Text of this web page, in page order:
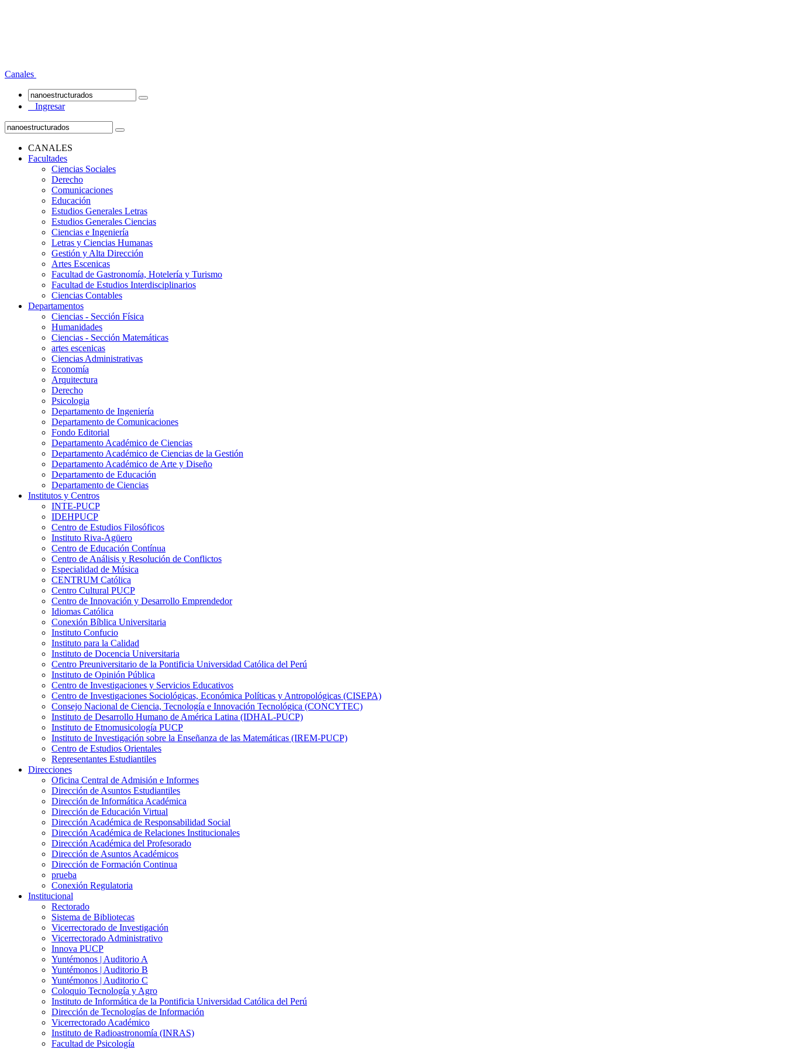
Canales
Ingresar
CANALES
Facultades
Ciencias Sociales
Derecho
Comunicaciones
Educación
Estudios Generales Letras
Estudios Generales Ciencias
Ciencias e Ingeniería
Letras y Ciencias Humanas
Gestión y Alta Dirección
Artes Escenicas
Facultad de Gastronomía, Hotelería y Turismo
Facultad de Estudios Interdisciplinarios
Ciencias Contables
Departamentos
Ciencias - Sección Física
Humanidades
Ciencias - Sección Matemáticas
artes escenicas
Ciencias Administrativas
Economía
Arquitectura
Derecho
Psicologia
Departamento de Ingeniería
Departamento de Comunicaciones
Fondo Editorial
Departamento Académico de Ciencias
Departamento Académico de Ciencias de la Gestión
Departamento Académico de Arte y Diseño
Departamento de Educación
Departamento de Ciencias
Institutos y Centros
INTE-PUCP
IDEHPUCP
Centro de Estudios Filosóficos
Instituto Riva-Agüero
Centro de Educación Contínua
Centro de Análisis y Resolución de Conflictos
Especialidad de Música
CENTRUM Católica
Centro Cultural PUCP
Centro de Innovación y Desarrollo Emprendedor
Idiomas Católica
Conexión Bíblica Universitaria
Instituto Confucio
Instituto para la Calidad
Instituto de Docencia Universitaria
Centro Preuniversitario de la Pontificia Universidad Católica del Perú
Instituto de Opinión Pública
Centro de Investigaciones y Servicios Educativos
Centro de Investigaciones Sociológicas, Económica Políticas y Antropológicas (CISEPA)
Consejo Nacional de Ciencia, Tecnología e Innovación Tecnológica (CONCYTEC)
Instituto de Desarrollo Humano de América Latina (IDHAL-PUCP)
Instituto de Etnomusicología PUCP
Instituto de Investigación sobre la Enseñanza de las Matemáticas (IREM-PUCP)
Centro de Estudios Orientales
Representantes Estudiantiles
Direcciones
Oficina Central de Admisión e Informes
Dirección de Asuntos Estudiantiles
Dirección de Informática Académica
Dirección de Educación Virtual
Dirección Académica de Responsabilidad Social
Dirección Académica de Relaciones Institucionales
Dirección Académica del Profesorado
Dirección de Asuntos Académicos
Dirección de Formación Continua
prueba
Conexión Regulatoria
Institucional
Rectorado
Sistema de Bibliotecas
Vicerrectorado de Investigación
Vicerrectorado Administrativo
Innova PUCP
Yuntémonos | Auditorio A
Yuntémonos | Auditorio B
Yuntémonos | Auditorio C
Coloquio Tecnología y Agro
Instituto de Informática de la Pontificia Universidad Católica del Perú
Dirección de Tecnologías de Información
Vicerrectorado Académico
Instituto de Radioastronomía (INRAS)
Facultad de Psicología